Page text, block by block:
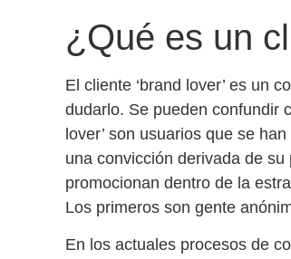
¿Qué es un
El cliente ‘brand lover’ es un
dudarlo. Se pueden confundir
lover’ son usuarios que se
una convicción derivada de su
promocionan dentro de la
Los primeros son gente
En los actuales procesos de